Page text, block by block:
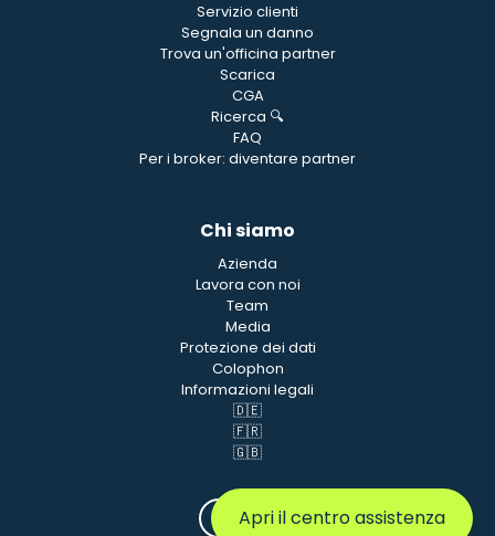
Apri il centro assistenza
Servizio clienti
Segnala un danno
Trova un'officina partner
Scarica
CGA
Ricerca 🔍
FAQ
Per i broker: diventare partner
Chi siamo
Azienda
Lavora con noi
Team
Media
Protezione dei dati
Colophon
Informazioni legali
🇩🇪
🇫🇷
🇬🇧